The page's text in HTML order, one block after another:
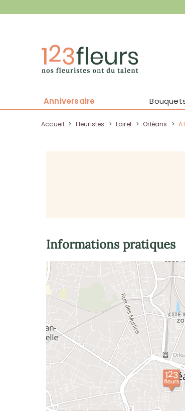
Anniversaire
Accueil > Fleuristes > Loiret > Orléans >
Informations pratiques